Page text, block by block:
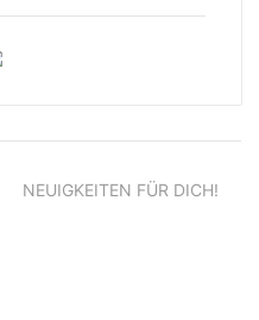
NEUIGKEITEN FÜR DICH!